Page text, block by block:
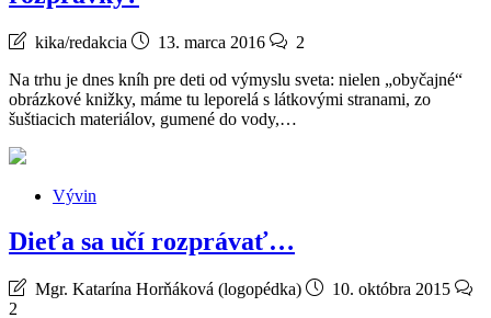
kika/redakcia 13. marca 2016
2
Na trhu je dnes kníh pre deti od výmyslu sveta: nielen „obyčajné“
obrázkové knižky, máme tu leporelá s látkovými stranami, zo
šuštiacich materiálov, gumené do vody,…
Vývin
Dieťa sa učí rozprávať…
Mgr. Katarína Horňáková (logopédka)
10. októbra 2015
2